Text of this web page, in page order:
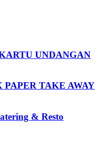
UNDANGAN
TAKE AWAY
& Resto